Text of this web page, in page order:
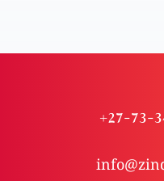
+27-73-